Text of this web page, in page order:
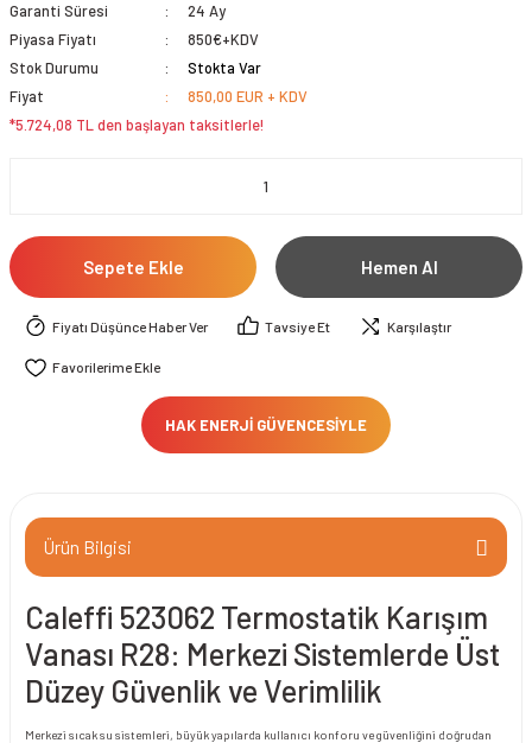
Garanti Süresi
24 Ay
Piyasa Fiyatı
850€+KDV
Stok Durumu
Stokta Var
Fiyat
850,00 EUR + KDV
*5.724,08 TL den başlayan taksitlerle!
Sepete Ekle Hemen Al
Fiyatı Düşünce Haber Ver Tavsiye Et Karşılaştır
HAK ENERJİ GÜVENCESİYLE
Ürün Bilgisi
Caleffi 523062 Termostatik Karışım
Vanası R28: Merkezi Sistemlerde Üst
Düzey Güvenlik ve Verimlilik
Merkezi sıcak su sistemleri, büyük yapılarda kullanıcı konforu ve güvenliğini doğrudan